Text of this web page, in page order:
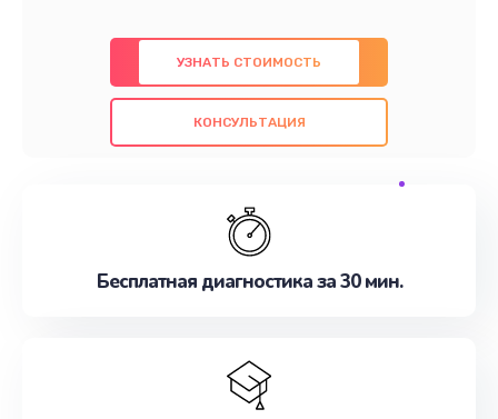
предлагаем быстрый и качественный ремонт с
использованием оригинальных компонентов, а
также гарантируем качество всех
проведенных работ. Наша цель - предоставить
обслуживание, удовлетворяя их потребности
наилучшим образом. Не медлите записаться на
УЗНАТЬ СТОИМОСТЬ
КОНСУЛЬТАЦИЯ
Бесплатная диагностика за 30 мин.